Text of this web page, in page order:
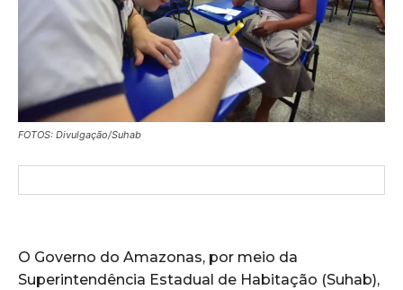
FOTOS: Divulgação/Suhab
O Governo do Amazonas, por meio da
Superintendência Estadual de Habitação (Suhab),